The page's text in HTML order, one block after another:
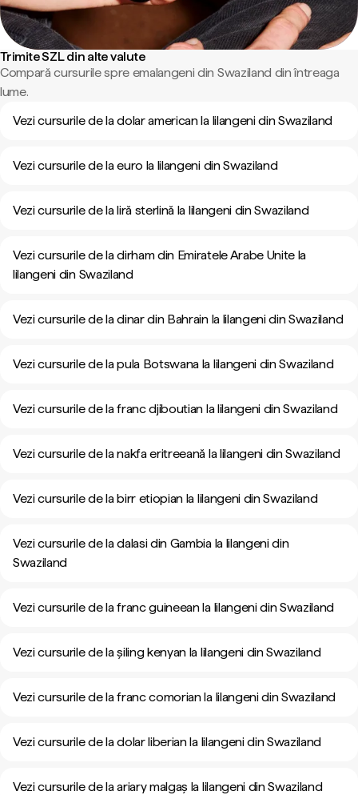
Trimite SZL din alte valute
Compară cursurile spre emalangeni din Swaziland din întreaga
lume.
Vezi cursurile de la dolar american la lilangeni din Swaziland
Vezi cursurile de la euro la lilangeni din Swaziland
Vezi cursurile de la liră sterlină la lilangeni din Swaziland
Vezi cursurile de la dirham din Emiratele Arabe Unite la
lilangeni din Swaziland
Vezi cursurile de la dinar din Bahrain la lilangeni din Swaziland
Vezi cursurile de la pula Botswana la lilangeni din Swaziland
Vezi cursurile de la franc djiboutian la lilangeni din Swaziland
Vezi cursurile de la nakfa eritreeană la lilangeni din Swaziland
Vezi cursurile de la birr etiopian la lilangeni din Swaziland
Vezi cursurile de la dalasi din Gambia la lilangeni din
Swaziland
Vezi cursurile de la franc guineean la lilangeni din Swaziland
Vezi cursurile de la șiling kenyan la lilangeni din Swaziland
Vezi cursurile de la franc comorian la lilangeni din Swaziland
Vezi cursurile de la dolar liberian la lilangeni din Swaziland
Vezi cursurile de la ariary malgaș la lilangeni din Swaziland